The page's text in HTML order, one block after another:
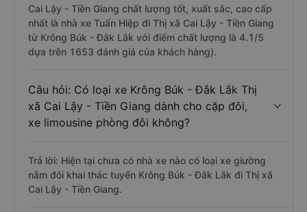
Cai Lậy - Tiền Giang chất lượng tốt, xuất sắc, cao cấp
nhất là nhà xe Tuấn Hiệp đi Thị xã Cai Lậy - Tiền Giang
từ Krông Búk - Đắk Lắk với điểm chất lượng là 4.1/5
dựa trên 1653 đánh giá của khách hàng).
Câu hỏi: Có loại xe Krông Búk - Đắk Lắk Thị
xã Cai Lậy - Tiền Giang dành cho cặp đôi,
xe limousine phòng đôi không?
Trả lời: Hiện tại chưa có nhà xe nào có loại xe giường
nằm đôi khai thác tuyến Krông Búk - Đắk Lắk đi Thị xã
Cai Lậy - Tiền Giang.